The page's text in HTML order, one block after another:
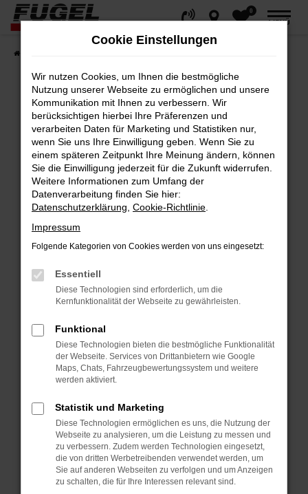
Zum
Hauptinhalt
springen
0
MENÜ
Fehler: Network Error
Beim Laden ist ein Fehler aufgetreten.
Hier sind ein paar Tipps, die dir helfen können:
Überprüfe deine Firewall und deine
Internetverbindung.
Laden andere Webseiten, zum Beispiel
deine Suchmaschine?
Prüfe deine Browsererweiterungen.
Manche Erweiterungen, wie Werbeblocker,
können das Laden bestimmter Seiten
anderen Browser oder in einem privaten
Fenster?
Starte dein Gerät neu.
vorübergehende Probleme zu beheben.
Stelle sicher, dass dein Browser und dein
Betriebssystem auf dem neuesten Stand
sind.
Veraltete Software birgt nicht nur ein
Cookie Einstellungen
Wir nutzen Cookies, um Ihnen die bestmögliche
Nutzung unserer Webseite zu ermöglichen und unsere
Kommunikation mit Ihnen zu verbessern. Wir
berücksichtigen hierbei Ihre Präferenzen und
verarbeiten Daten für Marketing und Statistiken nur,
wenn Sie uns Ihre Einwilligung geben. Wenn Sie zu
einem späteren Zeitpunkt Ihre Meinung ändern, können
Sie die Einwilligung jederzeit für die Zukunft widerrufen.
Weitere Informationen zum Umfang der
Datenverarbeitung finden Sie hier:
Datenschutzerklärung Cookie-Richtlinie
Impressum
Folgende Kategorien von Cookies werden von uns eingesetzt:
Essentiell
Diese Technologien sind erforderlich, um die
Kernfunktionalität der Webseite zu gewährleisten.
Funktional
Diese Technologien bieten die bestmögliche Funktionalität
der Webseite. Services von Drittanbietern wie Google
Maps, Chats, Fahrzeugbewertungssystem und weitere
werden aktiviert.
Statistik und Marketing
Diese Technologien ermöglichen es uns, die Nutzung der
Webseite zu analysieren, um die Leistung zu messen und
zu verbessern. Zudem werden Technologien eingesetzt,
die von dritten Werbetreibenden verwendet werden, um
Sie auf anderen Webseiten zu verfolgen und um Anzeigen
zu schalten, die für Ihre Interessen relevant sind.